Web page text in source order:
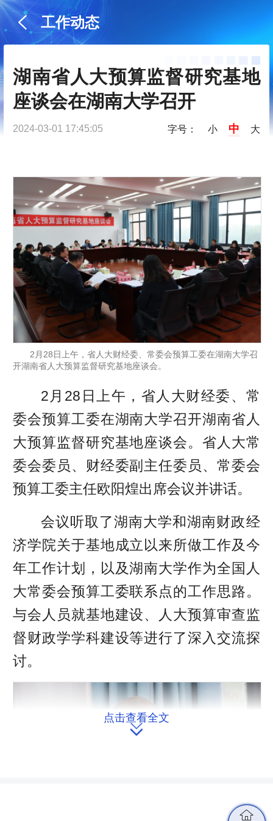
工作动态
湖南省人大预算监督研究基地
座谈会在湖南大学召开
2024-03-01 17:45:05 字号： 小 中 大
2月28日上午，省人大财经委、常委会预算工委在湖南大学召
开湖南省人大预算监督研究基地座谈会。
2月28日上午，省人大财经委、常
委会预算工委在湖南大学召开湖南省人
大预算监督研究基地座谈会。省人大常
委会委员、财经委副主任委员、常委会
预算工委主任欧阳煌出席会议并讲话。
会议听取了湖南大学和湖南财政经
济学院关于基地成立以来所做工作及今
年工作计划，以及湖南大学作为全国人
大常委会预算工委联系点的工作思路。
与会人员就基地建设、人大预算审查监
督财政学学科建设等进行了深入交流探
讨。
点击查看全文
